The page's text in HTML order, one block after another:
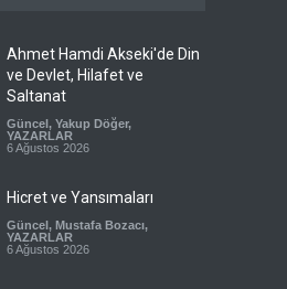
Ahmet Hamdi Akseki'de Din
ve Devlet, Hilafet ve
Saltanat
Güncel , Yakup Döğer,
YAZARLAR
6 Ağustos 2026
Hicret ve Yansımaları
Güncel , Mustafa Bozacı,
YAZARLAR
6 Ağustos 2026